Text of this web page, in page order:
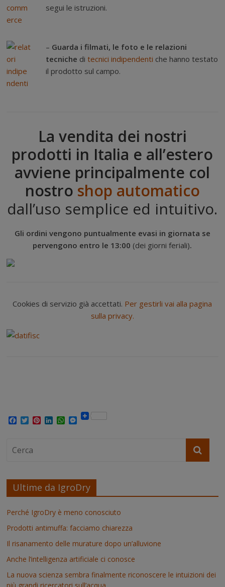
segui le istruzioni.
– Guarda i filmati, le foto e le relazioni
tecniche ditecnici indipendenti che hanno testato
il prodotto sul campo.
La vendita dei nostri
prodotti in Italia e all’estero
avviene principalmente col
nostro shop automatico
dall’uso semplice ed intuitivo.
Gli ordini vengono puntualmente evasi in giornata se
pervengono entro le 13:00 (dei giorni feriali).
Cookies di servizio già accettati. Per gestirli vai alla pagina
sulla privacy.
F
b
k
T
t
P
s
t
L
n
W
p
M
e
r
Ultime da IgroDry
Perché IgroDry è meno conosciuto
Prodotti antimuffa: facciamo chiarezza
Il risanamento delle murature dopo un’alluvione
Anche l’intelligenza artificiale ci conosce
La nuova scienza sembra finalmente riconoscere le intuizioni dei